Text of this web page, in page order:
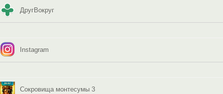
ДругВокруг
Instagram
Cокровища монтесумы 3